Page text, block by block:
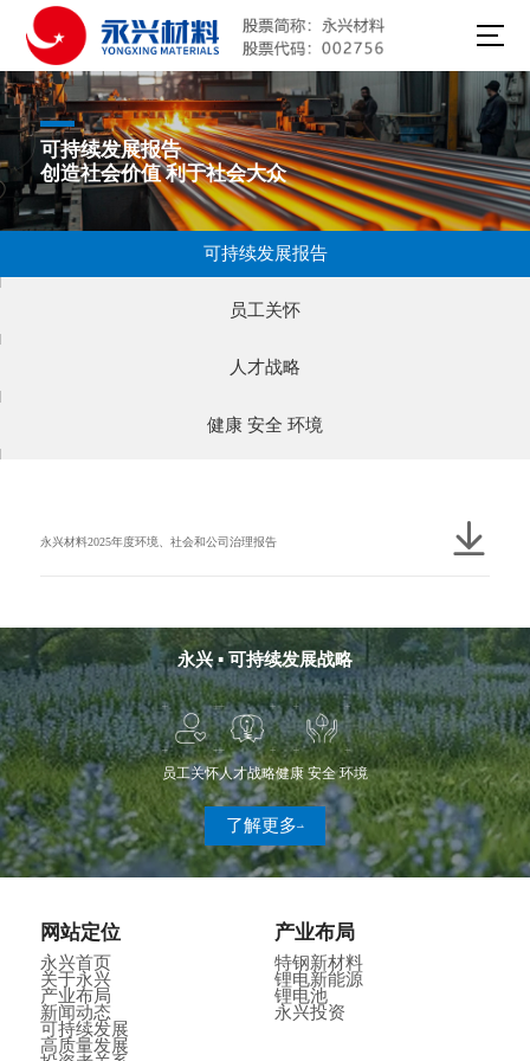
可持续发展报告
创造社会价值 利于社会大众
可持续发展报告
员工关怀
人才战略
健康 安全 环境
永兴材料2025年度环境、社会和公司治理报告
永兴 ▪ 可持续发展战略
员工关怀人才战略健康 安全 环境
了解更多
网站定位
永兴首页
关于永兴
产业布局
新闻动态
可持续发展
高质量发展
产业布局
特钢新材料
锂电新能源
锂电池
永兴投资